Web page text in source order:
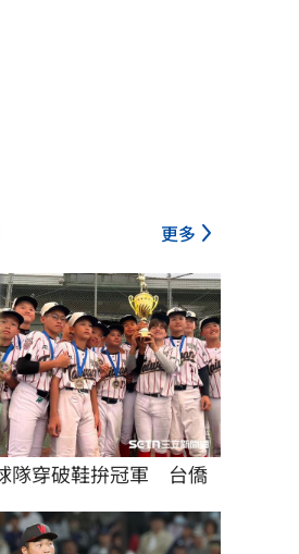
更多
隊穿破鞋拚冠軍　台僑